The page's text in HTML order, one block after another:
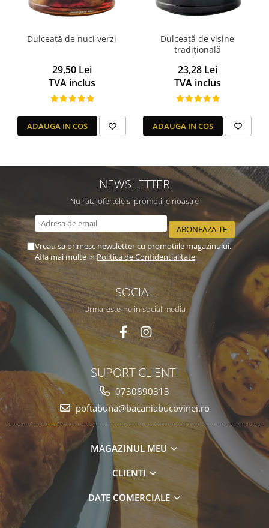
Dulceață de nuci verzi
29,50 Lei
TVA inclus
ADAUGA IN COS
Dulceață de vișine
tradițională
23,28 Lei
TVA inclus
ADAUGA IN COS
NEWSLETTER
Nu rata ofertele si promotiile noastre
Vreau sa primesc newsletter cu promotiile magazinului.
Afla mai multe inPolitica de Confidentialitate
SOCIAL
Urmareste-ne in social media
SUPORT CLIENTI
0730890313
poftabuna@bacaniabucovinei.ro
MAGAZINUL MEU
CLIENTI
DATE COMERCIALE